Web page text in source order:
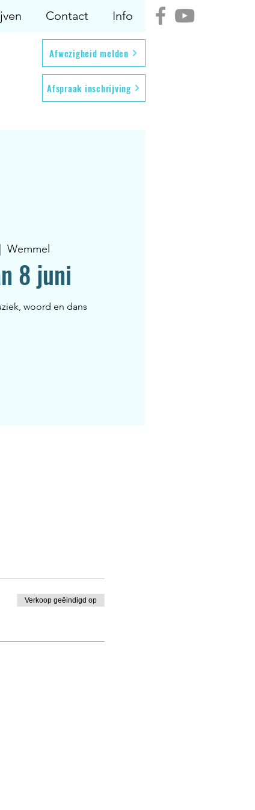
Afwezigheid melden
Contact Info
Afspraak inschrijving
Wemmel
8 juni
woord en dans
Verkoop geëindigd op